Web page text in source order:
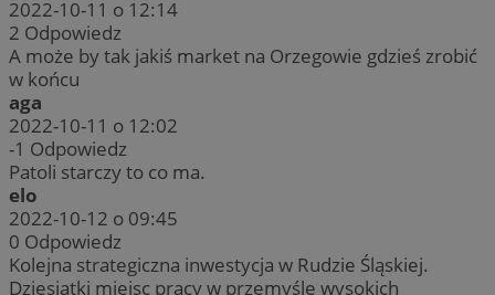
2022-10-11 o 12:14
2 Odpowiedz
A może by tak jakiś market na Orzegowie gdzieś zrobić
w końcu
aga
2022-10-11 o 12:02
-1 Odpowiedz
Patoli starczy to co ma.
elo
2022-10-12 o 09:45
0 Odpowiedz
Kolejna strategiczna inwestycja w Rudzie Śląskiej.
Dziesiątki miejsc pracy w przemyśle wysokich